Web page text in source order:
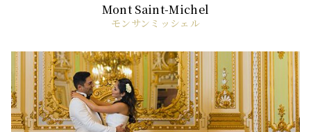
モンサンミッシェル